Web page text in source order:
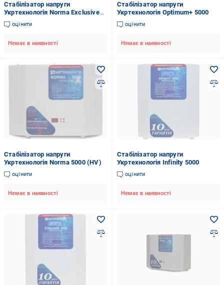
Стабілізатор напруги
Укртехнологія Norma Exclusive
5000
оцінити
Немає в наявності
Стабілізатор напруги
Укртехнологія Optimum+ 5000
оцінити
Немає в наявності
Стабілізатор напруги
Укртехнологія Norma 5000 (HV)
оцінити
Немає в наявності
Стабілізатор напруги
Укртехнологія Infinity 5000
оцінити
Немає в наявності